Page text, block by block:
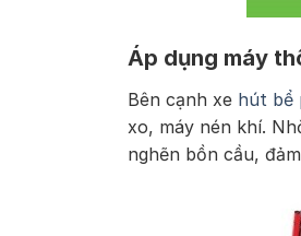
Áp dụng máy
Bên cạnh xe hút bể
xo, máy nén khí.
nghẽn bồn cầu,